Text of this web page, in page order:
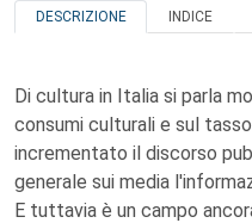
DESCRIZIONE INDICE
Di cultura in Italia si parla
consumi culturali e sul
incrementato il discorso
generale sui media
E tuttavia è un campo